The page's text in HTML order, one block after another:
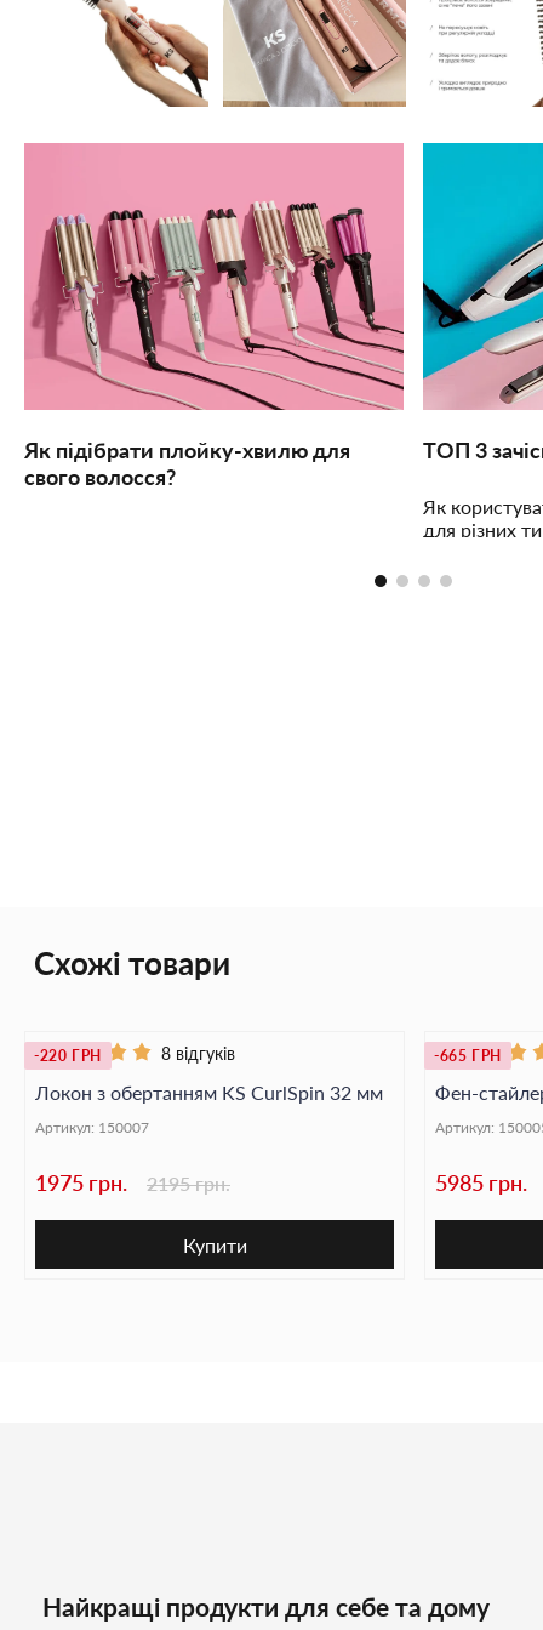
Як підібрати плойку-хвилю для
свого волосся?
ТОП 3
Як
для різних
Схожі товари
-220 ГРН 8 відгуків
Локон з обертанням KS CurlSpin 32 мм
Артикул: 150007
1975 грн. 2195 грн.
Купити
-665 ГРН
Фен-
Артикул:
5985 грн.
Найкращі продукти для себе та дому